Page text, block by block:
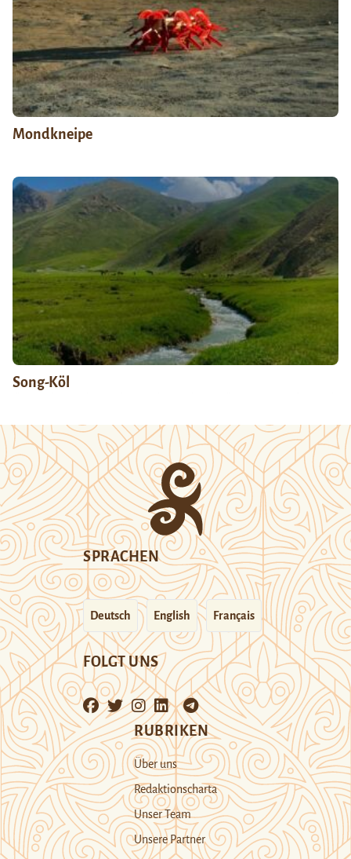
Mondkneipe
Song-Köl
SPRACHEN
Deutsch English Français
FOLGT UNS
RUBRIKEN
Über uns
Redaktionscharta
Unser Team
Unsere Partner